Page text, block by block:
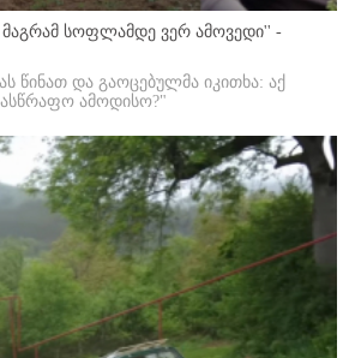
მაგრამ სოფლამდე ვერ ამოვედი'' -
წინათ და გაოცებულმა იკითხა: აქ
ამოდისო?"